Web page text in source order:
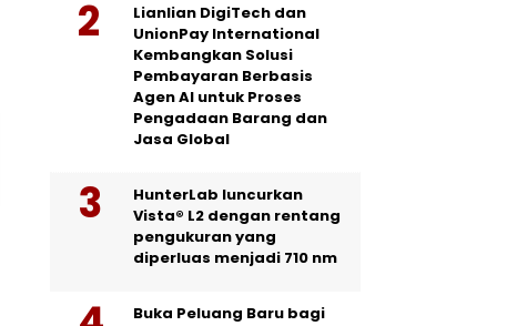
Lianlian DigiTech dan
UnionPay International
Kembangkan Solusi
Pembayaran Berbasis
Agen AI untuk Proses
Pengadaan Barang dan
Jasa Global
HunterLab luncurkan
Vista® L2 dengan rentang
pengukuran yang
diperluas menjadi 710 nm
Buka Peluang Baru bagi